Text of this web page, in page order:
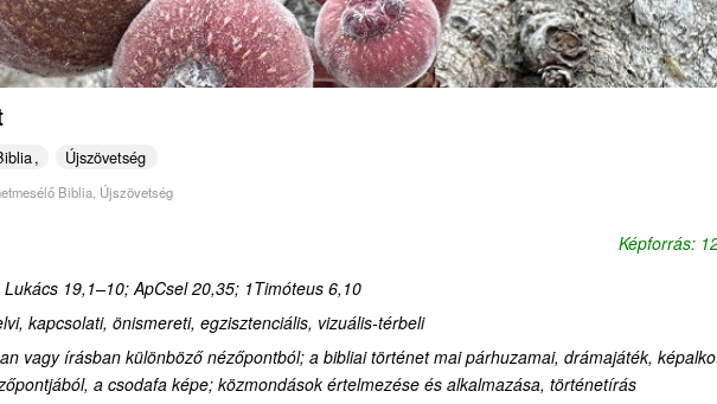
Újszövetség
Biblia Újszövetség
Képforrás:
19,1–10; ApCsel 20,35; 1Timóteus 6,10
kapcsolati, önismereti, egzisztenciális, vizuális-térbeli
vagy írásban különböző nézőpontból; a bibliai történet mai párhuzamai, drámajáték,
a csodafa képe; közmondások értelmezése és alkalmazása, történetírás